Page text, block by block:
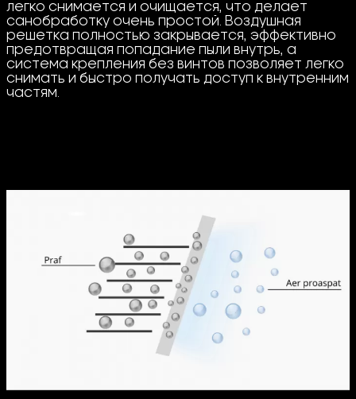
легко снимается и очищается, что делает
санобработку очень простой. Воздушная
решетка полностью закрывается, эффективно
предотвращая попадание пыли внутрь, а
система крепления без винтов позволяет легко
снимать и быстро получать доступ к внутренним
частям.